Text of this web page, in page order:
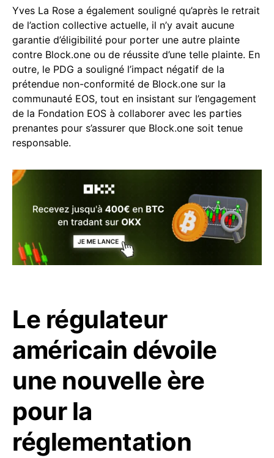
Yves La Rose a également souligné qu’après le retrait
de l’action collective actuelle, il n’y avait aucune
garantie d’éligibilité pour porter une autre plainte
contre Block.one ou de réussite d’une telle plainte. En
outre, le PDG a souligné l’impact négatif de la
prétendue non-conformité de Block.one sur la
communauté EOS, tout en insistant sur l’engagement
de la Fondation EOS à collaborer avec les parties
prenantes pour s’assurer que Block.one soit tenue
responsable.
Le régulateur
américain dévoile
une nouvelle ère
pour la
réglementation